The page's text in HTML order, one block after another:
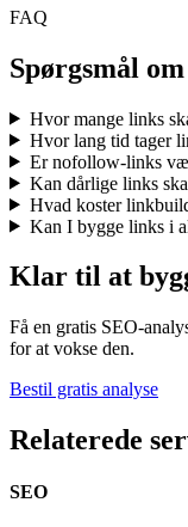
FAQ
Spørgsmål
Hvor mange links
Hvor lang tid tager
Er nofollow-links
Kan dårlige links
Hvad koster
Kan I bygge links i
Klar til at
Få en gratis SEO-
for at vokse den.
Bestil gratis analyse
Relaterede
SEO